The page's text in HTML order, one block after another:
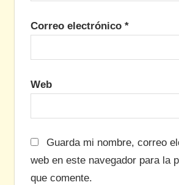
Correo electrónico *
Web
Guarda mi nombre, correo
web en este navegador para la
que comente.